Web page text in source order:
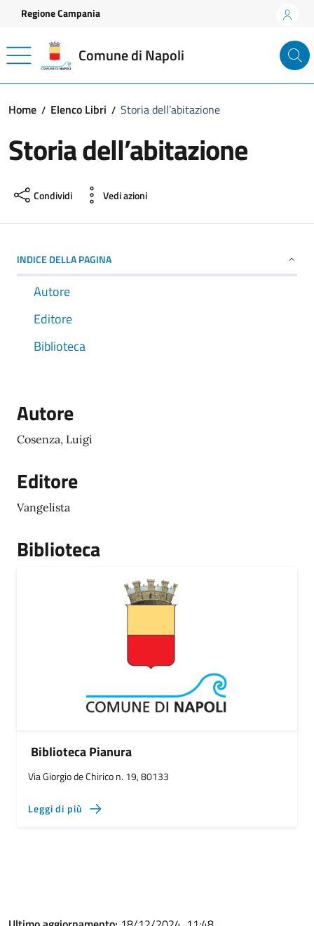
Vai ai contenuti
Vai al footer
Regione Campania
Comune di Napoli
Home Elenco Libri Storia dell’abitazione
Storia dell’abitazione
Condividi Vedi azioni
INDICE DELLA PAGINA
Autore
Editore
Biblioteca
Autore
Cosenza, Luigi
Editore
Vangelista
Biblioteca
Biblioteca Pianura
Via Giorgio de Chirico n. 19, 80133
Leggi di più